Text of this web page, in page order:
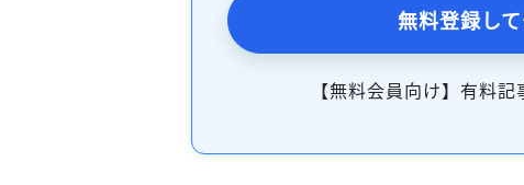
無料登録し
【無料会員向け】有料